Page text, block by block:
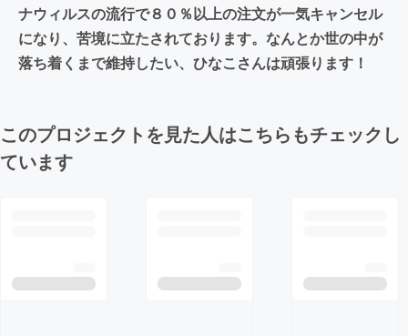
ナウィルスの流行で８０％以上の注文が一気キャンセル
になり、苦境に立たされております。なんとか世の中が
落ち着くまで維持したい、ひなこさんは頑張ります！
このプロジェクトを見た人はこちらもチェックし
ています